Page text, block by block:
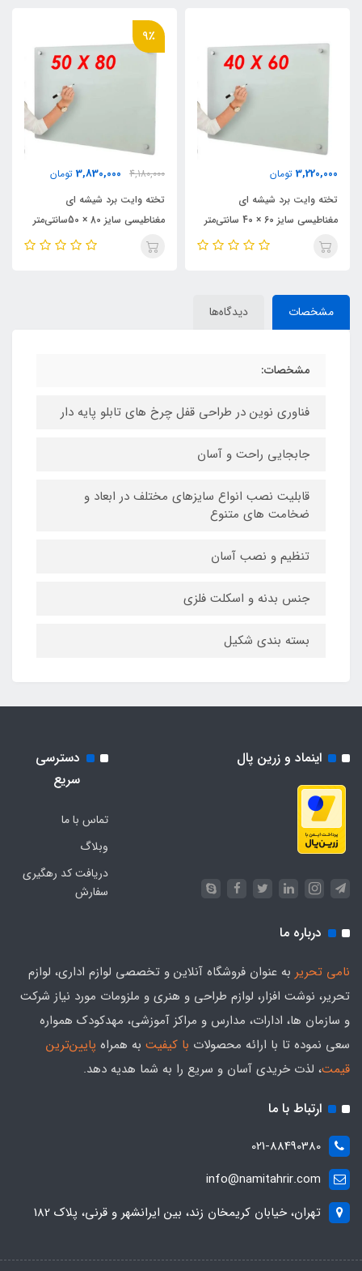
3,220,000 تومان
تخته وایت برد شیشه ای
مغناطیسی سایز 60 × 40 سانتی‌متر
9٪
4,180,000
3,830,000 تومان
تخته وایت برد شیشه ای
مغناطیسی سایز 80 × 50سانتی‌متر
مشخصات دیدگاه‌ها
مشخصات:
فناوری نوین در طراحی قفل چرخ های تابلو پایه دار
جابجایی راحت و آسان
قابلیت نصب انواع سایزهای مختلف در ابعاد و
ضخامت های متنوع
تنظیم و نصب آسان
جنس بدنه و اسکلت فلزی
بسته بندی شکیل
اینماد و زرین پال
دسترسی
سریع
تماس با ما
وبلاگ
دریافت کد رهگیری
سفارش
درباره ما
نامی تحریر به عنوان فروشگاه آنلاین و تخصصی لوازم اداری، لوازم
تحریر، نوشت افزار، لوازم طراحی و هنری و ملزومات مورد نیاز شرکت
و سازمان ها، ادارات، مدارس و مراکز آموزشی، مهدکودک همواره
سعی نموده تا با ارائه محصولات با کیفیت به همراه پایین‌ترین
قیمت، لذت خریدی آسان و سریع را به شما هدیه‌ دهد.
ارتباط با ما
021-88490380
info@namitahrir.com
تهران، خیابان کریمخان زند، بین ایرانشهر و قرنی، پلاک 182